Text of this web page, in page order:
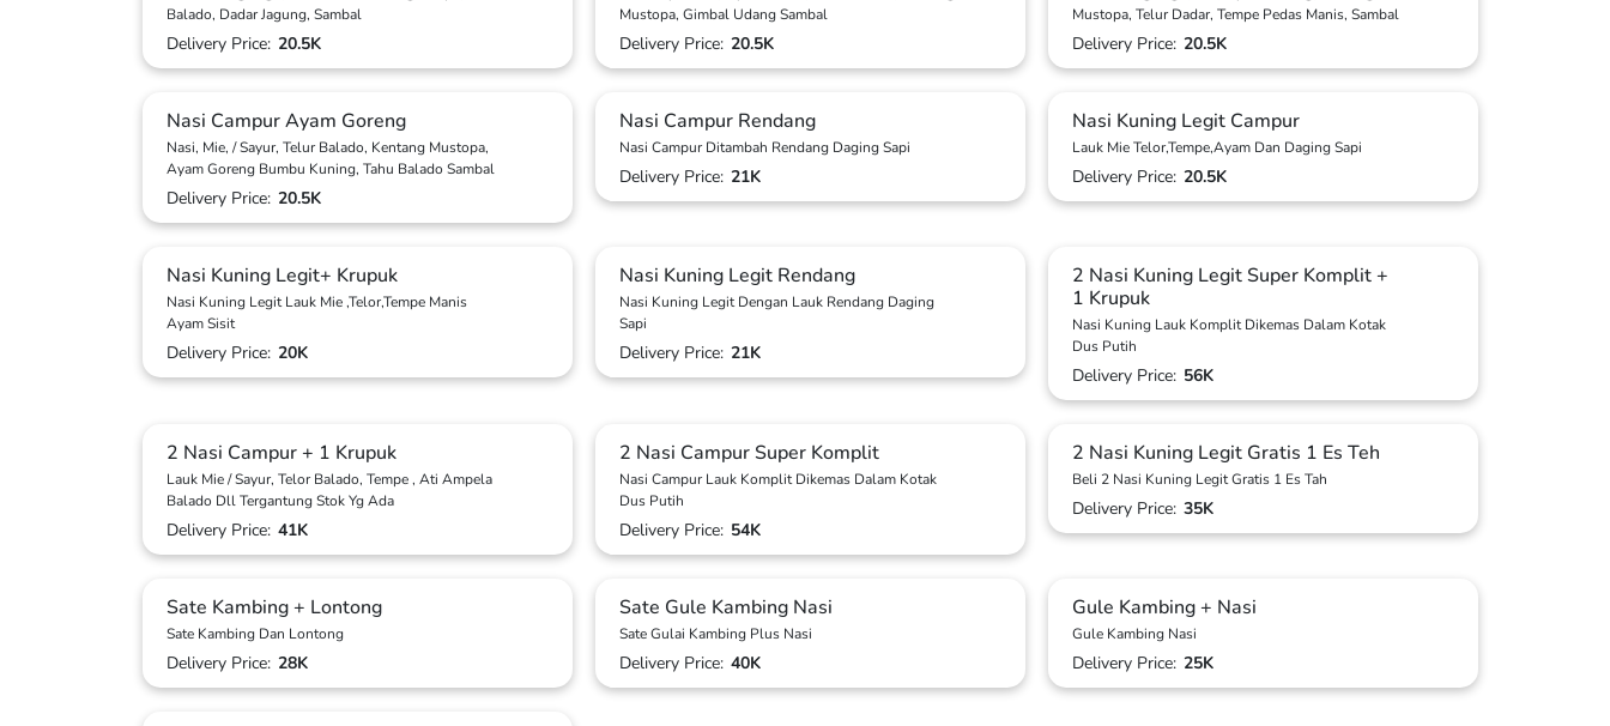
Balado, Dadar Jagung, Sambal
Delivery Price: 20.5K
Mustopa, Gimbal Udang Sambal
Delivery Price: 20.5K
Mustopa, Telur Dadar, Tempe Pedas Manis, Sambal
Delivery Price: 20.5K
Nasi Campur Ayam Goreng
Nasi, Mie, / Sayur, Telur Balado, Kentang Mustopa,
Ayam Goreng Bumbu Kuning, Tahu Balado Sambal
Delivery Price: 20.5K
Nasi Campur Rendang
Nasi Campur Ditambah Rendang Daging Sapi
Delivery Price: 21K
Nasi Kuning Legit Campur
Lauk Mie Telor,Tempe,Ayam Dan Daging Sapi
Delivery Price: 20.5K
Nasi Kuning Legit+ Krupuk
Nasi Kuning Legit Lauk Mie ,Telor,Tempe Manis
Ayam Sisit
Delivery Price: 20K
Nasi Kuning Legit Rendang
Nasi Kuning Legit Dengan Lauk Rendang Daging
Sapi
Delivery Price: 21K
2 Nasi Kuning Legit Super Komplit +
1 Krupuk
Nasi Kuning Lauk Komplit Dikemas Dalam Kotak
Dus Putih
Delivery Price: 56K
2 Nasi Campur + 1 Krupuk
Lauk Mie / Sayur, Telor Balado, Tempe , Ati Ampela
Balado Dll Tergantung Stok Yg Ada
Delivery Price: 41K
2 Nasi Campur Super Komplit
Nasi Campur Lauk Komplit Dikemas Dalam Kotak
Dus Putih
Delivery Price: 54K
2 Nasi Kuning Legit Gratis 1 Es Teh
Beli 2 Nasi Kuning Legit Gratis 1 Es Tah
Delivery Price: 35K
Sate Kambing + Lontong
Sate Kambing Dan Lontong
Delivery Price: 28K
Sate Gule Kambing Nasi
Sate Gulai Kambing Plus Nasi
Delivery Price: 40K
Gule Kambing + Nasi
Gule Kambing Nasi
Delivery Price: 25K